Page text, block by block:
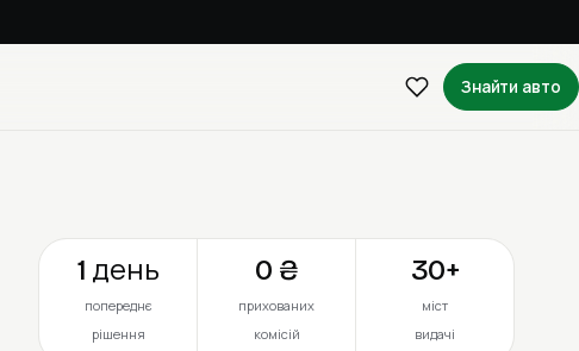
Знайти авто
1 день
попереднє
рішення
0 ₴
прихованих
комісій
30+
міст
видачі